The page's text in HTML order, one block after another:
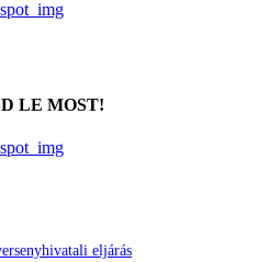
LE MOST!
eljárás